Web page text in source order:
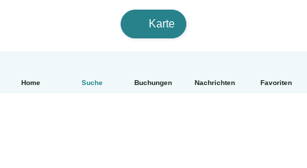
Home Suche Buchungen Nachrichten Favoriten
Karte